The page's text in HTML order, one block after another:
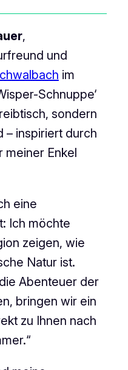
,
und
im
Schnuppe‘
sondern
– inspiriert durch
meiner Enkel
eine
Ich möchte
zeigen, wie
Natur ist.
Abenteuer der
bringen wir ein
zu Ihnen nach